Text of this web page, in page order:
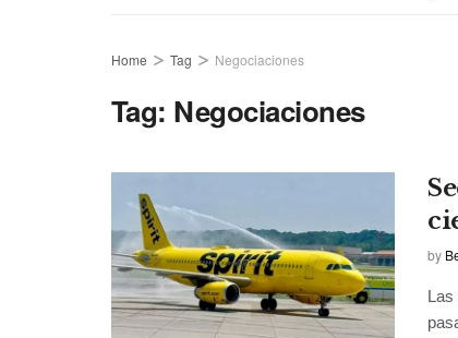
Home Tag Negociaciones
Tag: Negociaciones
by
Las